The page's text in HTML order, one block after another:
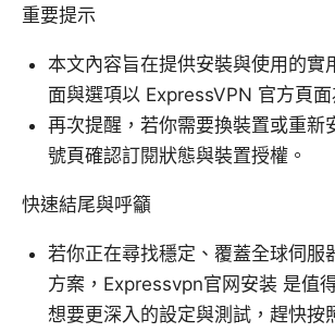
重要提示
本文內容旨在提供安裝與使用的實
面與選項以 ExpressVPN 官方頁面
再次提醒，若你需要換裝置或重新
號頁確認訂閱狀態與裝置授權。
快速結尾與呼籲
若你正在尋找穩定、覆蓋全球伺服
方案，Expressvpn官网安装 是值
想要更深入的設定與測試，趕快按